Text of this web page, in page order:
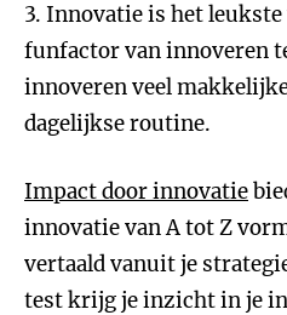
3. Innovatie is het
funfactor van innoveren
innoveren veel
dagelijkse routine.
Impact door innovatie
innovatie van A tot Z
vertaald vanuit je
test krijg je inzicht in je